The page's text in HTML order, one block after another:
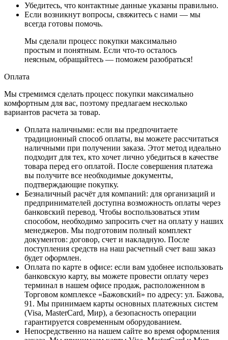
Убедитесь, что контактные данные указаны правильно.
Если возникнут вопросы, свяжитесь с нами — мы
всегда готовы помочь.
Мы сделали процесс покупки максимально
простым и понятным. Если что-то осталось
неясным, обращайтесь — поможем разобраться!
Оплата
Мы стремимся сделать процесс покупки максимально
комфортным для вас, поэтому предлагаем несколько
вариантов расчета за товар.
Оплата наличными: если вы предпочитаете
традиционный способ оплаты, вы можете рассчитаться
наличными при получении заказа. Этот метод идеально
подходит для тех, кто хочет лично убедиться в качестве
товара перед его оплатой. После совершения платежа
вы получите все необходимые документы,
подтверждающие покупку.
Безналичный расчёт для компаний: для организаций и
предпринимателей доступна возможность оплаты через
банковский перевод. Чтобы воспользоваться этим
способом, необходимо запросить счет на оплату у наших
менеджеров. Мы подготовим полный комплект
документов: договор, счет и накладную. После
поступления средств на наш расчетный счет ваш заказ
будет оформлен.
Оплата по карте в офисе: если вам удобнее использовать
банковскую карту, вы можете провести оплату через
терминал в нашем офисе продаж, расположенном в
Торговом комплексе «Бажовский» по адресу: ул. Бажова,
91. Мы принимаем карты основных платежных систем
(Visa, MasterCard, Мир), а безопасность операции
гарантируется современным оборудованием.
Непосредственно на нашем сайте во время оформления